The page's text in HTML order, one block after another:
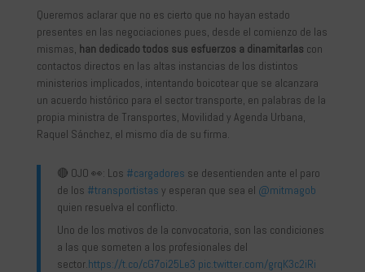
Queremos aclarar que no es cierto que no hayan estado
presentes en las negociaciones pues, desde el comienzo de las
mismas, han dedicado todos sus esfuerzos a dinamitarlas con
contactos directos en las altas instancias de los distintos
ministerios implicados, intentando boicotear que se alcanzara
un acuerdo histórico para el sector transporte, en palabras de la
propia ministra de Transportes, Movilidad y Agenda Urbana,
Raquel Sánchez, el mismo día de su firma.
🔴 OJO 👀: Los #cargadores se desentienden ante el paro
de los #transportistas y esperan que sea el @mitmagob
quien resuelva el conflicto.
Uno de los motivos de la convocatoria, son las condiciones
a las que someten a los profesionales del
sector.https://t.co/cG7oi25Le3 pic.twitter.com/grqK3c2iRi